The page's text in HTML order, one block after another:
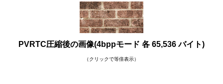
PVRTC圧縮後の画像(4bppモード 各 65,536 バイト)
（クリックで等倍表示）